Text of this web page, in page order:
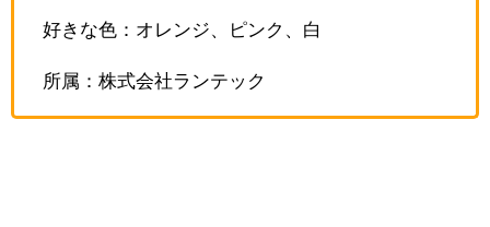
好きな色：オレンジ、ピンク、白
所属：株式会社ランテック